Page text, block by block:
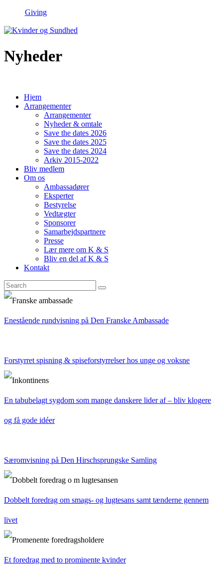
Giving
Nyheder
Hjem
Arrangementer
Arrangementer
Nyheder & omtale
Save the dates 2026
Save the dates 2025
Save the dates 2024
Arkiv 2015-2022
Bliv medlem
Om os
Ambassadører
Eksperter
Bestyrelse
Vedtægter
Sponsorer
Samarbejdspartnere
Presse
Lær mere om K & S
Bliv en del af K & S
Kontakt
Enestående rundvisning på Den Franske Ambassade
Forstyrret spisning & spiseforstyrrelser hos unge og voksne
En tabubelagt sygdom som mange danskere lider af – bliv klogere
og få gode idéer
Særomvisning på Den Hirschsprungske Samling
Dobbelt foredrag om smags- og lugtesans samt tænderne gennem
livet
Et foredrag med to prominente kvinder